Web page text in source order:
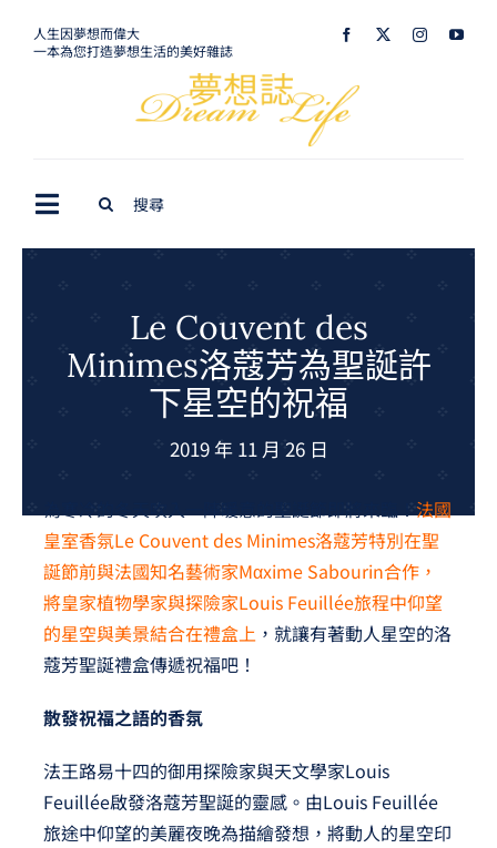
人生因夢想而偉大
一本為您打造夢想生活的美好雜誌
Toggle
Navigation
室內設計
夢想TV
GCU大賽
夢想購物
Le Couvent des
Minimes洛蔻芳為聖誕許
下星空的祝福
2019 年 11 月 26 日
為寒冷的冬天吹入一陣暖意的聖誕節即將來臨！法國
皇室香氛Le Couvent des Minimes洛蔻芳特別在聖
誕節前與法國知名藝術家Mαxime Sabourin合作，
將皇家植物學家與探險家Louis Feuillée旅程中仰望
的星空與美景結合在禮盒上，就讓有著動人星空的洛
蔻芳聖誕禮盒傳遞祝福吧！
散發祝福之語的香氛
法王路易十四的御用探險家與天文學家Louis
Feuillée啟發洛蔻芳聖誕的靈感。由Louis Feuillée
旅途中仰望的美麗夜晚為描繪發想，將動人的星空印